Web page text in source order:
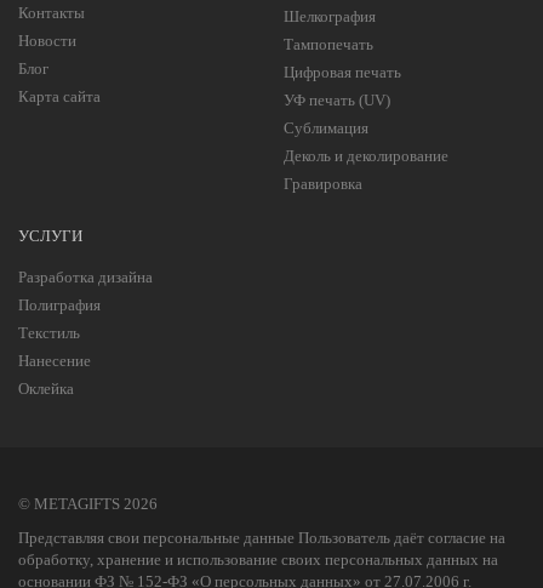
Контакты
Новости
Блог
Карта сайта
Шелкография
Тампопечать
Цифровая печать
УФ печать (UV)
Сублимация
Деколь и деколирование
Гравировка
УСЛУГИ
Разработка дизайна
Полиграфия
Текстиль
Нанесение
Оклейка
© METAGIFTS 2026
Представляя свои персональные данные Пользователь даёт согласие на
обработку, хранение и использование своих персональных данных на
основании ФЗ № 152-ФЗ «О персольных данных» от 27.07.2006 г.